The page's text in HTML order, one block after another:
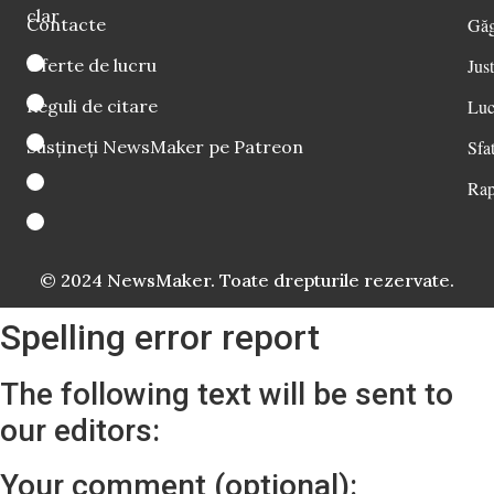
clar
Contacte
Oferte de lucru
Reguli de citare
Susțineți NewsMaker pe Patreon
© 2024 NewsMaker. Toate drepturile rezervate.
Spelling error report
The following text will be sent to
our editors:
Your comment (optional):